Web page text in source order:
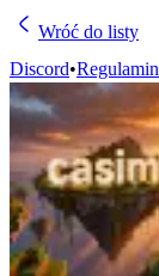
Wróć do listy
Discord•Regulamin